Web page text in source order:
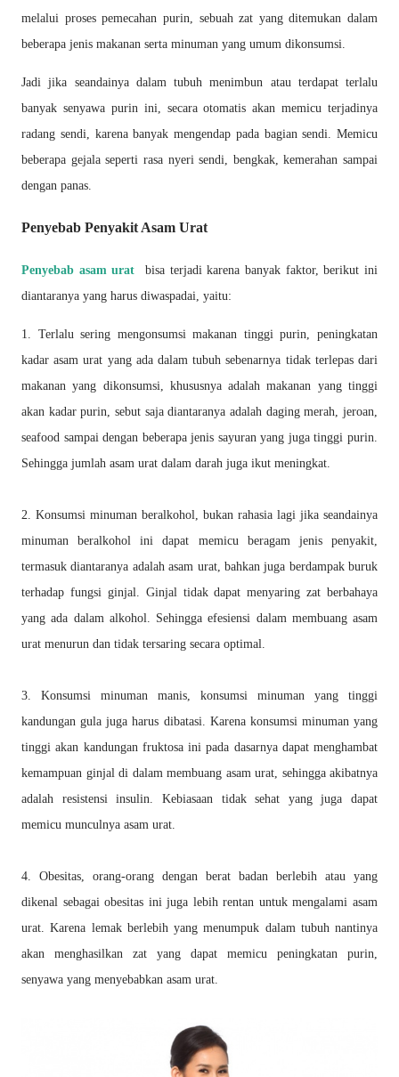
melalui proses pemecahan purin, sebuah zat yang ditemukan dalam
beberapa jenis makanan serta minuman yang umum dikonsumsi.
Jadijika seandainya dalam tubuh menimbun atau terdapat terlalu
banyak senyawa purin ini, secara otomatisakan memicu terjadinya
radang sendi, karena banyak mengendap pada bagian sendi. Memicu
beberapa gejala seperti rasa nyeri sendi, bengkak, kemerahan sampai
dengan panas.
Penyebab Penyakit Asam Urat
Penyebab asam urat
bisa terjadi karena banyak faktor, berikut ini
diantaranya yang harus diwaspadai, yaitu:
1. Terlalu sering mengonsumsi makanan tinggi purin, peningkatan
kadar asam urat yang ada dalamtubuh sebenarnya tidak terlepas dari
makanan yang dikonsumsi, khususnya adalah makanan yang tinggi
akan kadar purin, sebut saja diantaranya adalah daging merah, jeroan,
seafood sampai dengan beberapa jenis sayuran yang juga tinggi purin.
Sehingga jumlah asam urat dalam darah juga ikut meningkat.
2. Konsumsi minuman beralkohol, bukan rahasia lagi jika seandainya
minuman beralkohol ini dapat memicu beragam jenis penyakit,
termasuk diantaranya adalah asam urat, bahkan juga berdampak buruk
terhadap fungsi ginjal. Ginjal tidak dapat menyaring zat berbahaya
yang ada dalam alkohol. Sehingga efesiensi dalam membuang asam
urat menurun dan tidak tersaring secara optimal.
3. Konsumsi minuman manis, konsumsi minuman yang tinggi
kandungan gula juga harus dibatasi. Karena konsumsi minuman yang
tinggi akan kandungan fruktosa ini pada dasarnya dapat menghambat
kemampuan ginjal di dalam membuang asam urat, sehingga akibatnya
adalah resistensi insulin. Kebiasaan tidak sehat yang juga dapat
memicu munculnya asam urat.
4. Obesitas, orang-orang dengan berat badan berlebih atau yang
dikenal sebagai obesitas ini juga lebih rentan untuk mengalami asam
urat. Karena lemak berlebih yang menumpuk dalam tubuh nantinya
akan menghasilkan zat yang dapat memicu peningkatan purin,
senyawa yang menyebabkan asam urat.